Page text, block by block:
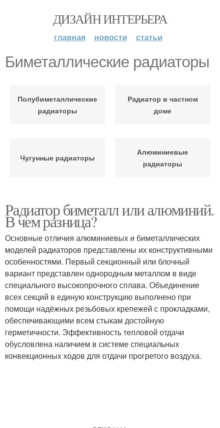
ДИЗАЙН ИНТЕРЬЕРА
главная новости статьи
Биметаллические радиаторы
Полубиметаллические
радиаторы
Радиатор в частном
доме
Чугунные радиаторы
Алюминиевые
радиаторы
Радиатор биметалл или алюминий.
В чем разница?
Основные отличия алюминиевых и биметаллических
моделей радиаторов представлены их конструктивными
особенностями. Первый секционный или блочный
вариант представлен однородным металлом в виде
специального высокопрочного сплава. Объединение
всех секций в единую конструкцию выполнено при
помощи надёжных резьбовых крепежей с прокладками,
обеспечивающими всем стыкам достойную
герметичности. Эффективность тепловой отдачи
обусловлена наличием в системе специальных
конвекционных ходов для отдачи прогретого воздуха.